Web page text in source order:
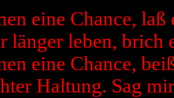
eine Chance,
länger leben, brich
eine Chance,
Haltung. Sag